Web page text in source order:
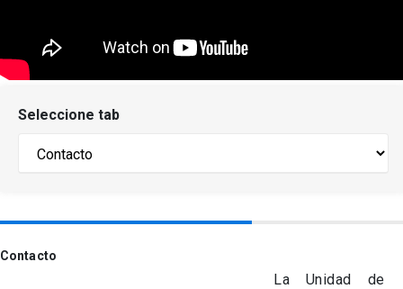
Académicos
Secretaría Académica
Dirección Investigación
Institutos y Centros
Redes Internacionales
Estudiantes
Postgrado
Contacto
Seleccione tab
Contacto
La Unidad de